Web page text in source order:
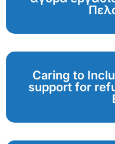
Caring to
support for